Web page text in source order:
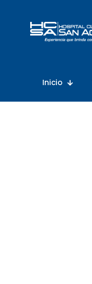
Inicio